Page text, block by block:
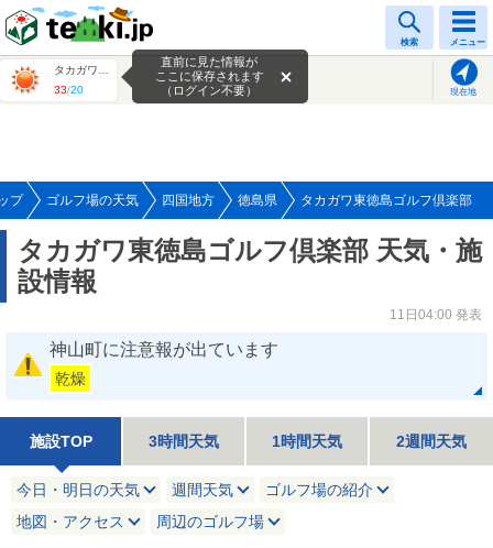
検索 メニュー
33/20 現在地
直前に見た情報が
ここに保存されます
（ログイン不要）
プ ゴルフ場の天気 四国地方 徳島県 タカガワ東徳島ゴルフ倶楽部
タカガワ東徳島ゴルフ倶楽部 天気・施
設情報
11日04:00 発表
神山町に注意報が出ています
乾燥
施設TOP 3時間天気 1時間天気 2週間天気
今日・明日の天気 週間天気
ゴルフ場の紹介
地図・アクセス
周辺のゴルフ場